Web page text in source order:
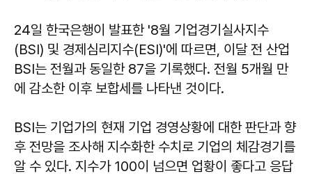
24일 한국은행이 발표한 '8월 기업경기실사지수
(BSI) 및 경제심리지수(ESI)'에 따르면, 이달 전 산업
BSI는 전월과 동일한 87을 기록했다. 전월 5개월 만
에 감소한 이후 보합세를 나타낸 것이다.
BSI는 기업가의 현재 기업 경영상황에 대한 판단과 향
후 전망을 조사해 지수화한 수치로 기업의 체감경기를
알 수 있다. 지수가 100이 넘으면 업황이 좋다고 응답